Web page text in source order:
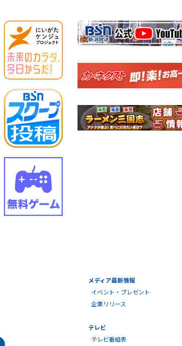
メディア最新情報
イベント・プレゼント
企業リリース
テレビ
テレビ番組表